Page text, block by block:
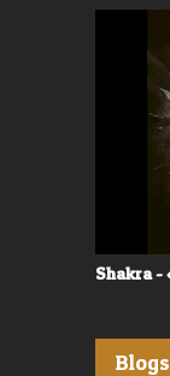
Shakra -
Blogs